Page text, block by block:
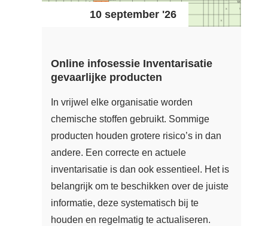
10 september '26
Online infosessie Inventarisatie
gevaarlijke producten
In vrijwel elke organisatie worden
chemische stoffen gebruikt. Sommige
producten houden grotere risico’s in dan
andere. Een correcte en actuele
inventarisatie is dan ook essentieel. Het is
belangrijk om te beschikken over de juiste
informatie, deze systematisch bij te
houden en regelmatig te actualiseren.